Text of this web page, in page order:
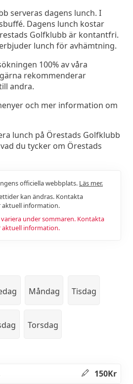
serveras dagens lunch. I
Dagens lunch kostar
Golfklubb är kontantfri.
lunch för avhämtning.
100% av våra
rekommenderar
andra.
och mer information om
lunch på Örestads Golfklubb
du tycker om Örestads
officiella webbplats. Läs mer.
kan ändras. Kontakta
information.
under sommaren. Kontakta
information.
Måndag Tisdag
Torsdag
150Kr